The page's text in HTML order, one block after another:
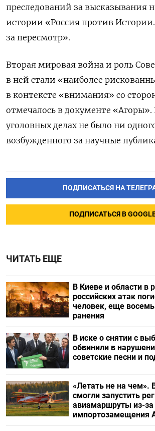
преследований за высказывания
истории «Россия против
за пересмотр».
Вторая мировая война и роль
в ней стали «наиболее
в контексте «внимания» со
отмечалось в документе
уголовных делах не было ни
возбужденного за научные
ПОДПИСАТЬСЯ НА
ПОДПИСАТЬСЯ В
ЧИТАТЬ ЕЩЕ
В Киеве и области в
российских атак
человек, еще
ранения
В иске о снятии с
обвинили в
советские песни и
«Летать не на чем».
смогли запустить
авиамаршруты из-за
импортозамещения